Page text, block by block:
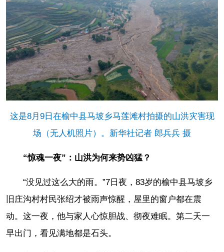
这是8月9日在榆中县马坡乡马莲滩村拍摄的山洪灾害现
场（无人机照片）。新华社记者 郎兵兵 摄
“惊魂一夜”：山洪为何来势凶猛？
“没见过这么大的雨。”7日夜，83岁的榆中县马坡乡
旧庄沟村村民张绍才被雨声惊醒，屋里的窗户都在震
动。这一夜，他与家人心惊胆战、彻夜难眠。第二天一
早出门，看见满地都是石头。